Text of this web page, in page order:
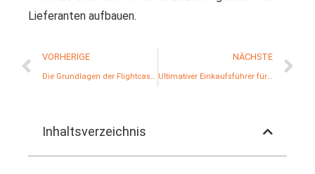
Lieferanten aufbauen.
VORHERIGE
Die Grundlagen der Flightcase-Hardware
NÄCHSTE
Ultimativer Einkaufsführer für Flight-Case-Zubehör
Inhaltsverzeichnis